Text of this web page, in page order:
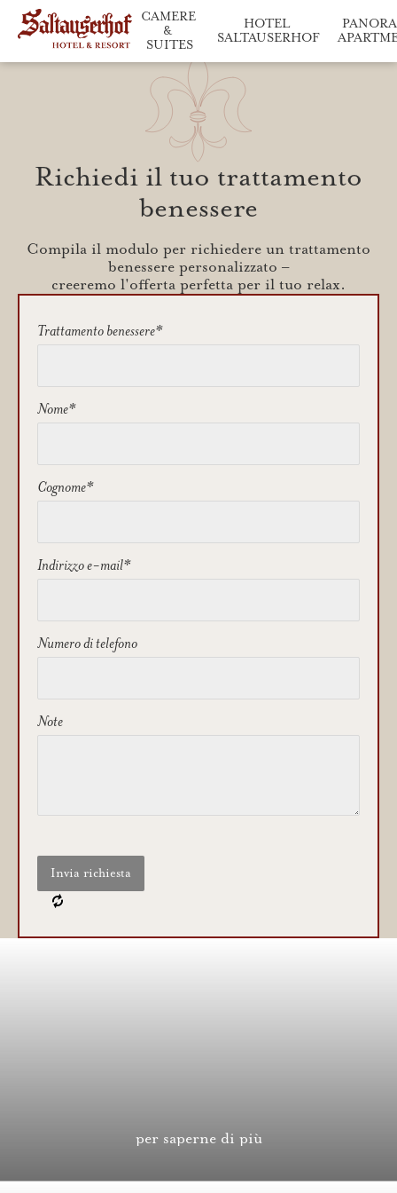
CAMERE
&
SUITES
HOTEL
SALTAUSERHOF
Richiedi il tuo trattamento
benessere
Compila il modulo per richiedere un trattamento
benessere personalizzato –
creeremo l'offerta perfetta per il tuo relax.
Trattamento benessere
Nome
Cognome
Indirizzo e-mail
Numero di telefono
Note
per saperne di più